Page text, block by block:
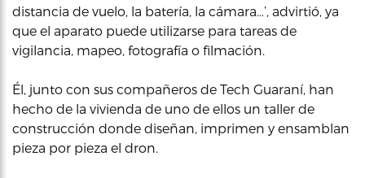
distancia de vuelo, la batería, la cámara…’, advirtió, ya
que el aparato puede utilizarse para tareas de
vigilancia, mapeo, fotografía o filmación.
Él, junto con sus compañeros de Tech Guaraní, han
hecho de la vivienda de uno de ellos un taller de
construcción donde diseñan, imprimen y ensamblan
pieza por pieza el dron.